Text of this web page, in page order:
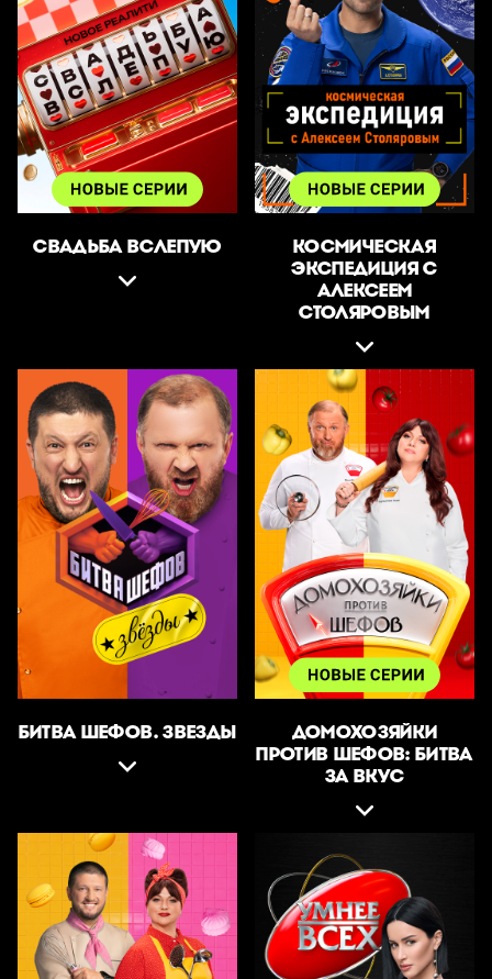
СВАДЬБА ВСЛЕПУЮ
КОСМИЧЕСКАЯ
ЭКСПЕДИЦИЯ С
АЛЕКСЕЕМ
СТОЛЯРОВЫМ
БИТВА ШЕФОВ. ЗВЕЗДЫ
ДОМОХОЗЯЙКИ
ПРОТИВ ШЕФОВ: БИТВА
ЗА ВКУС